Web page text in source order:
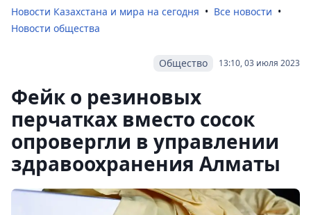
Новости Казахстана и мира на сегодня
Все новости
Новости общества
13:10, 03 июля 2023
Общество
Фейк о резиновых
перчатках вместо сосок
опровергли в управлении
здравоохранения Алматы